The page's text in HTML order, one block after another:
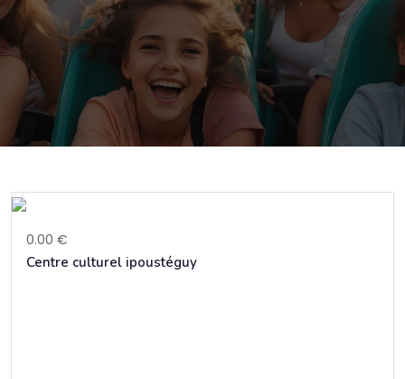
0.00 €
Centre culturel ipoustéguy